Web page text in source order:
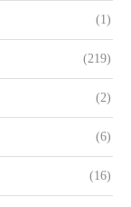
(1)
(219)
(2)
(6)
(16)